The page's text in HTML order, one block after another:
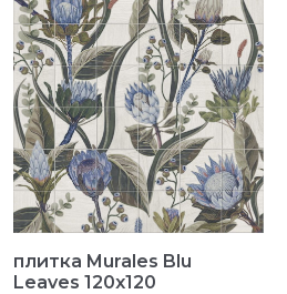
плитка Murales Blu
Leaves 120x120